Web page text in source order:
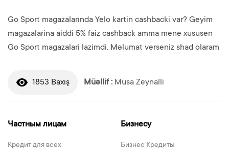
Go Sport magazalarında Yelo kartin cashbacki var? Geyim
magazalarina aiddi 5% faiz cashback amma mene xususen
Go Sport magazalari lazimdi. Məlumat verseniz shad olaram
1853 Baxış Müəllif : Musa Zeynalli
Частным лицам
Кредит для всех
Бизнесу
Бизнес Кредиты